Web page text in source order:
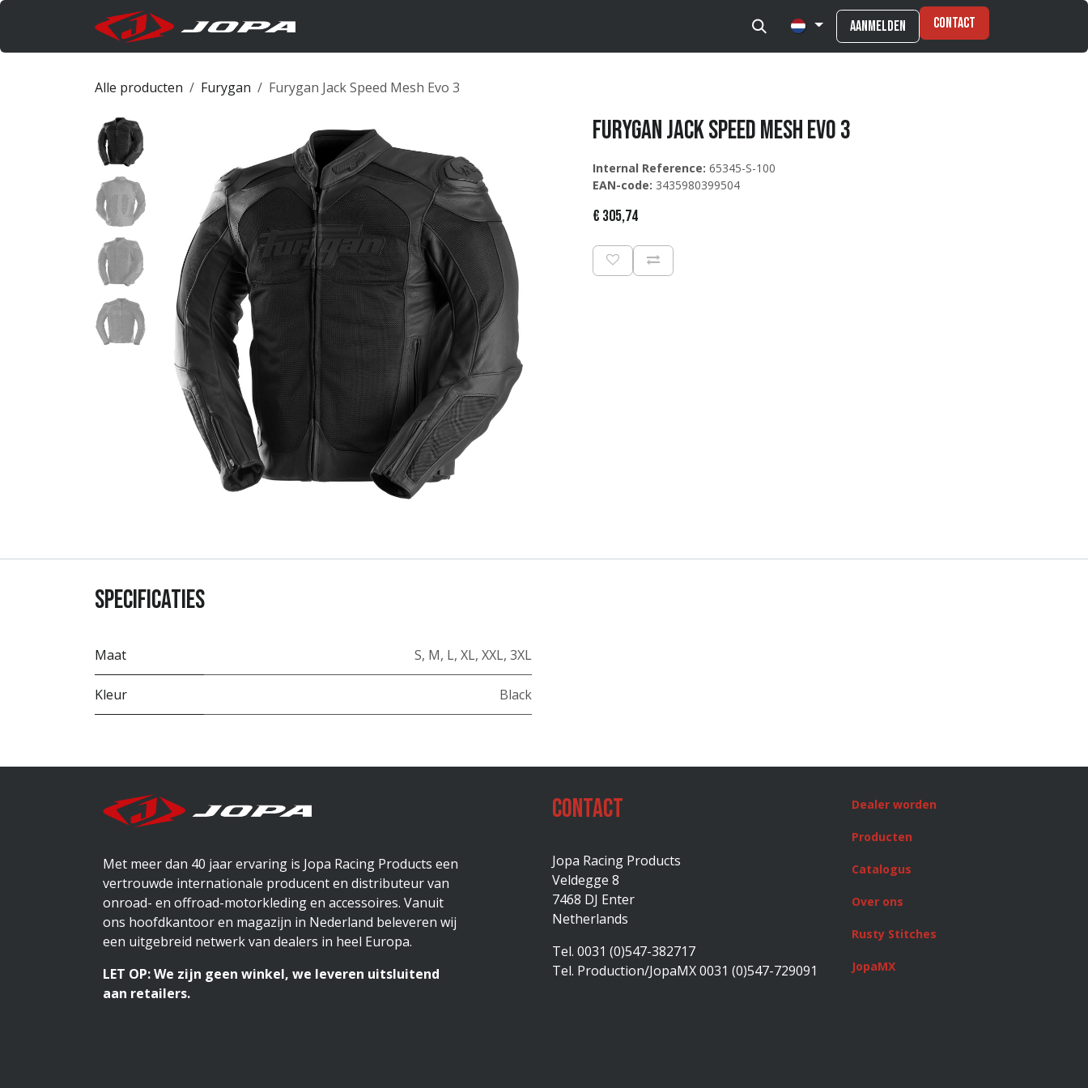
Overslaan naar inhoud
Aanmelden Contact
Alle producten Furygan Furygan Jack Speed Mesh Evo 3
Furygan Jack Speed Mesh Evo 3
Internal Reference: 65345-S-100
EAN-code: 3435980399504
€ 305,74
Specificaties
Maat S, M, L, XL, XXL, 3XL
Kleur Black
Met meer dan 40 jaar ervaring is Jopa Racing Products een
vertrouwde internationale producent en distributeur van
onroad- en offroad-motorkleding en accessoires. Vanuit
ons hoofdkantoor en magazijn in Nederland beleveren wij
een uitgebreid netwerk van dealers in heel Europa.
LET OP: We zijn geen winkel, we leveren uitsluitend
aan retailers.
Contact
Jopa Racing Products
Veldegge 8
7468 DJ Enter
Netherlands
Tel. 0031 (0)547-382717
Tel. Production/JopaMX 0031 (0)547-729091
Dealer worden
Producten
Catalogus
Over ons
Rusty Stitches
JopaMX